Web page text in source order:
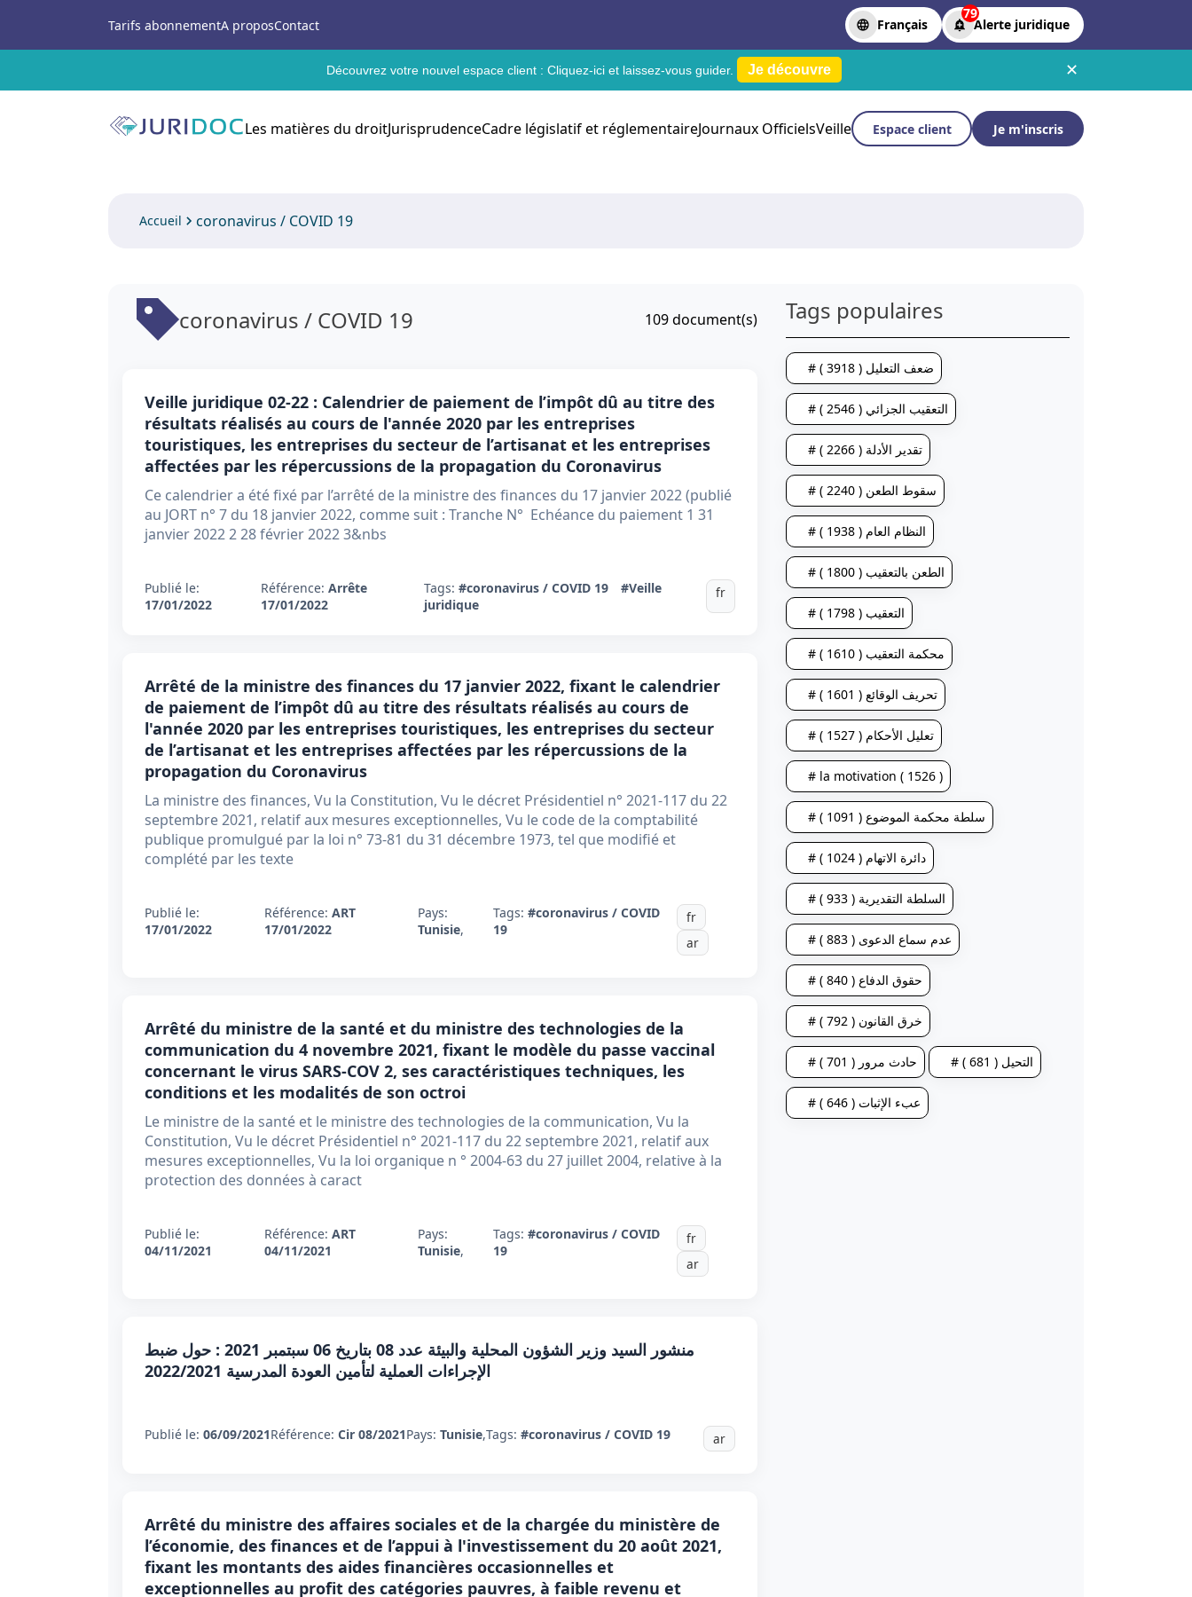
Tarifs abonnementA proposContact Français
79
Alerte juridique
Découvrez votre nouvel espace client : Cliquez-ici et laissez-vous guider. Je découvre ✕
Les matières du droitJurisprudenceCadre législatif et réglementaireJournaux OfficielsVeille Espace client Je m'inscris
Accueil coronavirus / COVID 19
coronavirus / COVID 19 109document(s)
Veille juridique 02-22 : Calendrier de paiement de l’impôt dû au titre des
résultats réalisés au cours de l'année 2020 par les entreprises
touristiques, les entreprises du secteur de l’artisanat et les entreprises
affectées par les répercussions de la propagation du Coronavirus
Ce calendrier a été fixé par l’arrêté de la ministre des finances du 17 janvier 2022 (publié
au JORT n° 7 du 18 janvier 2022, comme suit : Tranche N° Echéance du paiement 1 31
janvier 2022 2 28 février 2022 3&nbs
Publié le:
17/01/2022
Référence: Arrête
17/01/2022
Tags:#coronavirus / COVID 19
#Veille
juridique
fr
Arrêté de la ministre des finances du 17 janvier 2022, fixant le calendrier
de paiement de l’impôt dû au titre des résultats réalisés au cours de
l'année 2020 par les entreprises touristiques, les entreprises du secteur
de l’artisanat et les entreprises affectées par les répercussions de la
propagation du Coronavirus
La ministre des finances, Vu la Constitution, Vu le décret Présidentiel n° 2021-117 du 22
septembre 2021, relatif aux mesures exceptionnelles, Vu le code de la comptabilité
publique promulgué par la loi n° 73-81 du 31 décembre 1973, tel que modifié et
complété par les texte
Publié le:
17/01/2022
Référence: ART
17/01/2022
Pays:
Tunisie,
Tags:#coronavirus / COVID
19
fr
ar
Arrêté du ministre de la santé et du ministre des technologies de la
communication du 4 novembre 2021, fixant le modèle du passe vaccinal
concernant le virus SARS-COV 2, ses caractéristiques techniques, les
conditions et les modalités de son octroi
Le ministre de la santé et le ministre des technologies de la communication, Vu la
Constitution, Vu le décret Présidentiel n° 2021-117 du 22 septembre 2021, relatif aux
mesures exceptionnelles, Vu la loi organique n ° 2004-63 du 27 juillet 2004, relative à la
protection des données à caract
Publié le:
04/11/2021
Référence: ART
04/11/2021
Pays:
Tunisie,
Tags:#coronavirus / COVID
19
fr
ar
منشور السيد وزير الشؤون المحلية والبيئة عدد 08 بتاريخ 06 سبتمبر 2021 : حول ضبط
الإجراءات العملية لتأمين العودة المدرسية 2022/2021
Publié le: 06/09/2021Référence: Cir 08/2021Pays: Tunisie,Tags: #coronavirus / COVID 19 ar
Arrêté du ministre des affaires sociales et de la chargée du ministère de
l’économie, des finances et de l’appui à l'investissement du 20 août 2021,
fixant les montants des aides financières occasionnelles et
exceptionnelles au profit des catégories pauvres, à faible revenu et
Tags populaires
# ضعف التعليل ( 3918 )
# التعقيب الجزائي ( 2546 )
# تقدير الأدلة ( 2266 )
# سقوط الطعن ( 2240 )
# النظام العام ( 1938 )
# الطعن بالتعقيب ( 1800 )
# التعقيب ( 1798 )
# محكمة التعقيب ( 1610 )
# تحريف الوقائع ( 1601 )
# تعليل الأحكام ( 1527 )
# la motivation ( 1526 )
# سلطة محكمة الموضوع ( 1091 )
# دائرة الاتهام ( 1024 )
# السلطة التقديرية ( 933 )
# عدم سماع الدعوى ( 883 )
# حقوق الدفاع ( 840 )
# خرق القانون ( 792 )
# حادث مرور ( 701 ) # التحيل ( 681 )
# عبء الإثبات ( 646 )